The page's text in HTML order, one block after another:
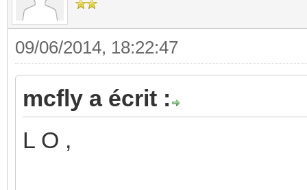
09/06/2014, 18:22:47
mcfly a écrit :
L O ,